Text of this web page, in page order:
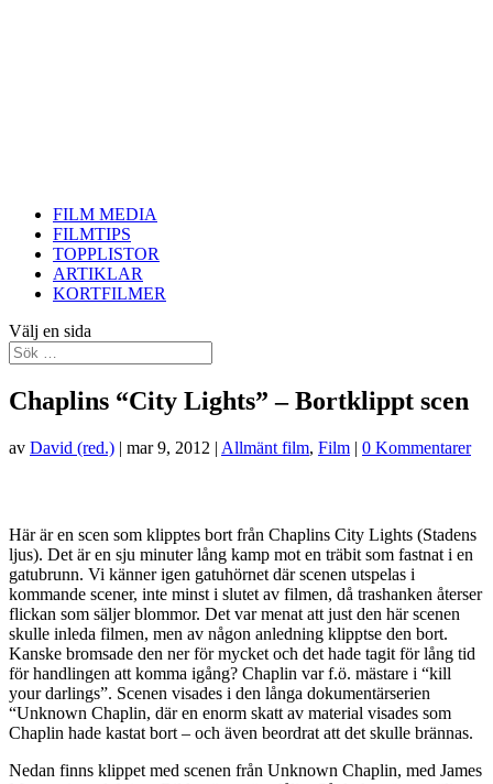
FILM MEDIA
FILMTIPS
TOPPLISTOR
ARTIKLAR
KORTFILMER
Välj en sida
Chaplins “City Lights” – Bortklippt scen
av David (red.) | mar 9, 2012 | Allmänt film, Film | 0 Kommentarer
Här är en scen som klipptes bort från Chaplins City Lights (Stadens
ljus). Det är en sju minuter lång kamp mot en träbit som fastnat i en
gatubrunn. Vi känner igen gatuhörnet där scenen utspelas i
kommande scener, inte minst i slutet av filmen, då trashanken återser
flickan som säljer blommor. Det var menat att just den här scenen
skulle inleda filmen, men av någon anledning klipptse den bort.
Kanske bromsade den ner för mycket och det hade tagit för lång tid
för handlingen att komma igång? Chaplin var f.ö. mästare i “kill
your darlings”. Scenen visades i den långa dokumentärserien
“Unknown Chaplin, där en enorm skatt av material visades som
Chaplin hade kastat bort – och även beordrat att det skulle brännas.
Nedan finns klippet med scenen från Unknown Chaplin, med James